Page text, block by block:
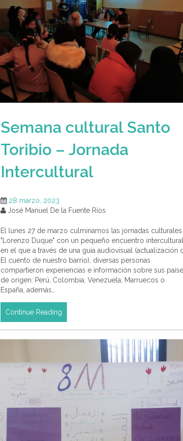
Semana cultural Santo
Toribio – Jornada
Intercultural
28 marzo, 2023
José Manuel De la Fuente Ríos
El lunes 27 de marzo culminamos las jornadas culturales
"Lorenzo Duque" con un pequeño encuentro intercultural
en el que a través de una guía audiovisual (actualización
El cuento de nuestro barrio), diversas personas
compartieron experiencias e información sobre sus
de origen: Perú, Colombia, Venezuela, Marruecos o
España, además…
Continue Reading